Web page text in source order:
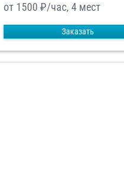
от 1500 ₽/час, 4 мест
Заказать